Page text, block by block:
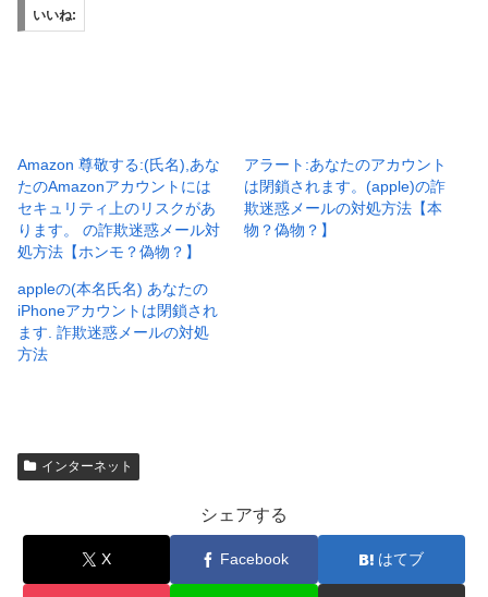
いいね:
Amazon 尊敬する:(氏名),あな
たのAmazonアカウントには
セキュリティ上のリスクがあ
ります。 の詐欺迷惑メール対
処方法【ホンモ？偽物？】
アラート:あなたのアカウント
は閉鎖されます。(apple)の詐
欺迷惑メールの対処方法【本
物？偽物？】
appleの(本名氏名) あなたの
iPhoneアカウントは閉鎖され
ます. 詐欺迷惑メールの対処
方法
インターネット
シェアする
X Facebook はてブ